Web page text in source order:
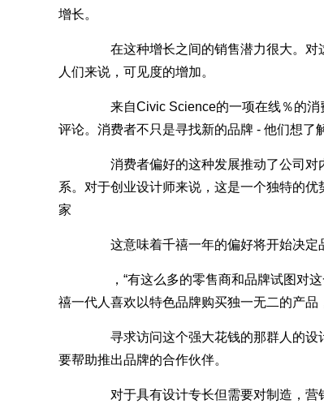
增长。
在这种增长之间的销售潜力很大。对
人们来说，可见度的增加。
来自Civic Science的一项在线％的消
评论。消费者不只是寻找新的品牌 - 他们想了
消费者偏好的这种发展推动了公司对
系。对于创业设计师来说，这是一个独特的
家
这意味着千禧一年的偏好将开始决定
，“有这么多的零售商和品牌试图对这
禧一代人喜欢以特色品牌购买独一无二的产品
寻求访问这个强大花钱的那群人的设
要帮助推出品牌的合作伙伴。
对于具有设计专长但需要对制造，营